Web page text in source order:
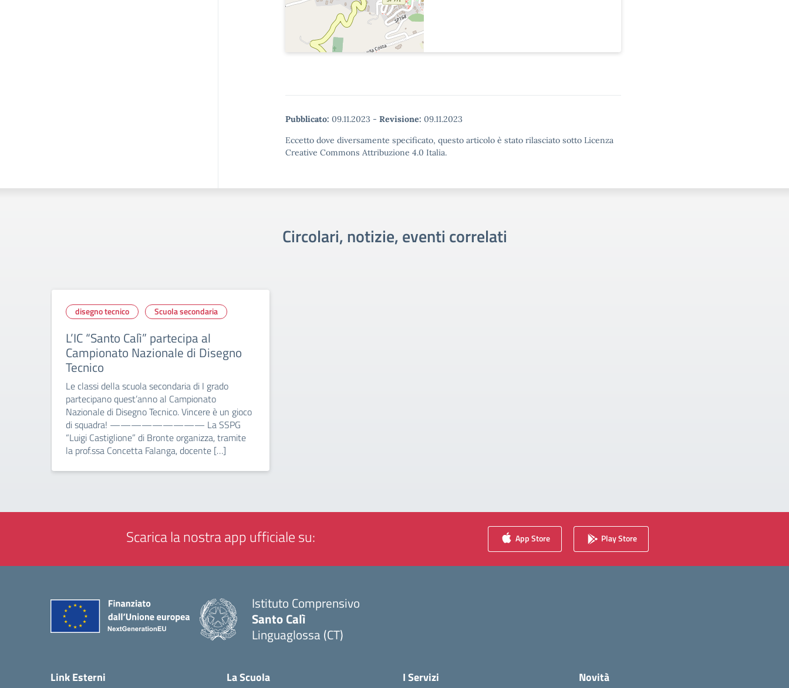
Pubblicato: 09.11.2023 - Revisione: 09.11.2023
Eccetto dove diversamente specificato, questo articolo è stato rilasciato sotto Licenza
Creative Commons Attribuzione 4.0 Italia.
Circolari, notizie, eventi correlati
disegno tecnico Scuola secondaria
L’IC “Santo Calì” partecipa al
Campionato Nazionale di Disegno
Tecnico
Le classi della scuola secondaria di I grado
partecipano quest’anno al Campionato
Nazionale di Disegno Tecnico. Vincere è un gioco
di squadra! ————————— La SSPG
“Luigi Castiglione” di Bronte organizza, tramite
la prof.ssa Concetta Falanga, docente […]
Scarica la nostra app ufficiale su: App Store Play Store
Istituto Comprensivo
Santo Calì
Linguaglossa (CT)
Link Esterni La Scuola I Servizi Novità